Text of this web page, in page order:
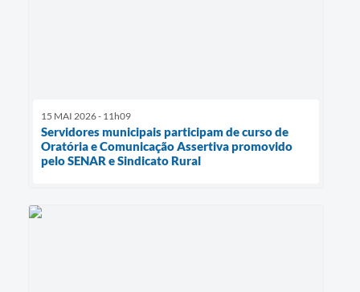
15 MAI 2026 - 11h09
Servidores municipais participam de curso de
Oratória e Comunicação Assertiva promovido
pelo SENAR e Sindicato Rural